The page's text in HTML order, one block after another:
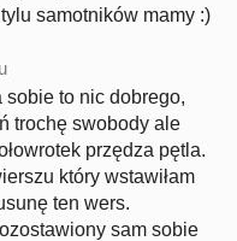
samotników mamy :)
to nic dobrego,
trochę swobody ale
przędza pętla.
który wstawiłam
ten wers.
sam sobie